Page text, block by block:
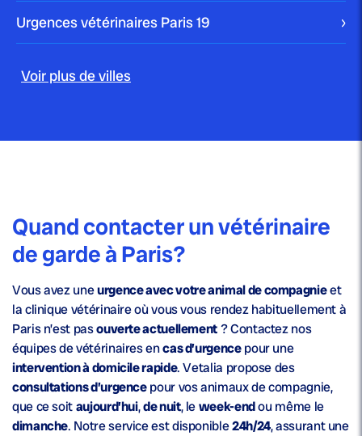
Urgences vétérinaires Paris19
Voir plus de villes
Quand contacter un vétérinaire
de garde à Paris?
Vous avez uneurgence avec votre animal de compagnieet
la clinique vétérinaire où vous vous rendez habituellement à
Paris n’est pasouverte actuellement? Contactez nos
équipes de vétérinaires encas d’urgencepour une
intervention à domicile rapide. Vetalia propose des
consultations d’urgencepour vos animaux de compagnie,
que ce soitaujourd’hui,de nuit, leweek-endou même le
dimanche. Notre service est disponible24h/24, assurant une